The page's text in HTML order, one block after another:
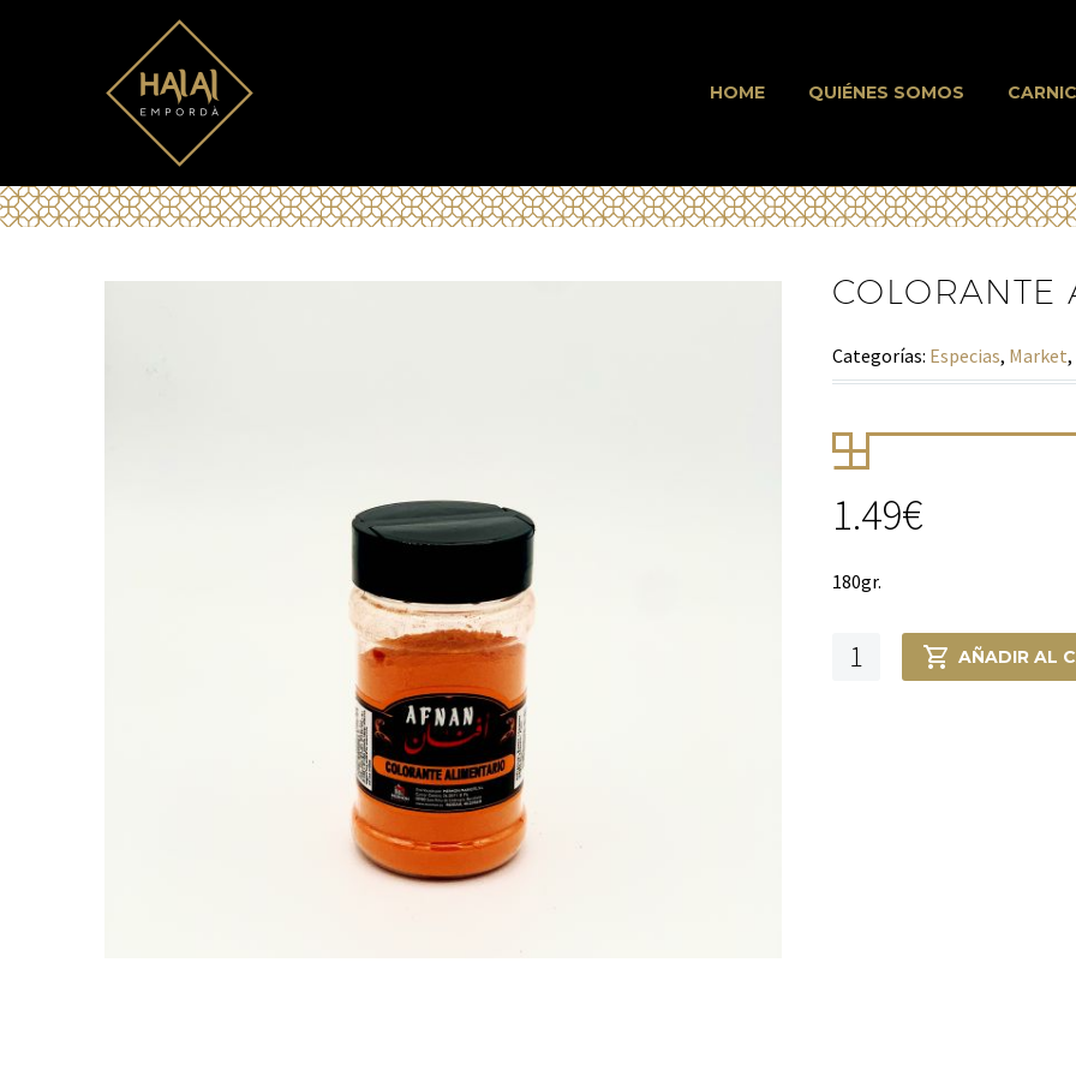
HOME QUIÉNES SOMOS
COLORANTE
Categorías: Especias, Market,
1.49€
180gr.
COLORANTE
ALIMENTARIO
AÑADIR AL